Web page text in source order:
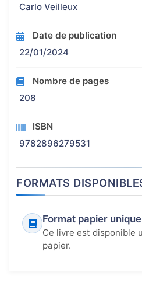
Carlo Veilleux
Date de publication
22/01/2024
Nombre de pages
208
ISBN
9782896279531
FORMATS
Format papier
Ce livre est disponible
papier.